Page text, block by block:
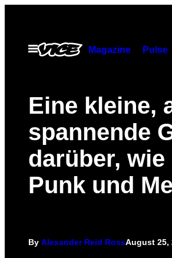
contentOpen
Menu
Magazine Pulse
Eine kleine,
spannende
darüber,
Punk und
By Alexander Reid RossAugust 25,